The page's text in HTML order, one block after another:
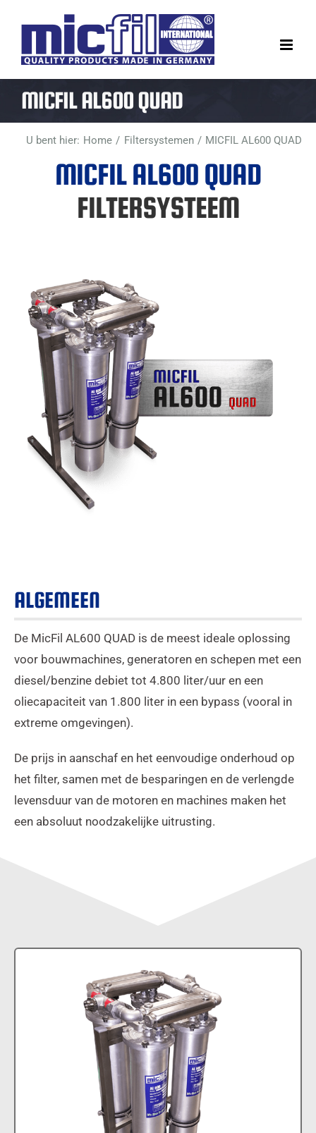
inhoud
MICFIL AL600 QUAD
U bent hier: Home Filtersystemen MICFIL AL600 QUAD
MICFIL AL600 QUAD
FILTERSYSTEEM
ALGEMEEN
De MicFil AL600 QUAD is de meest ideale oplossing
voor bouwmachines, generatoren en schepen met een
diesel/benzine debiet tot 4.800 liter/uur en een
oliecapaciteit van 1.800 liter in een bypass (vooral in
extreme omgevingen).
De prijs in aanschaf en het eenvoudige onderhoud op
het filter, samen met de besparingen en de verlengde
levensduur van de motoren en machines maken het
een absoluut noodzakelijke uitrusting.